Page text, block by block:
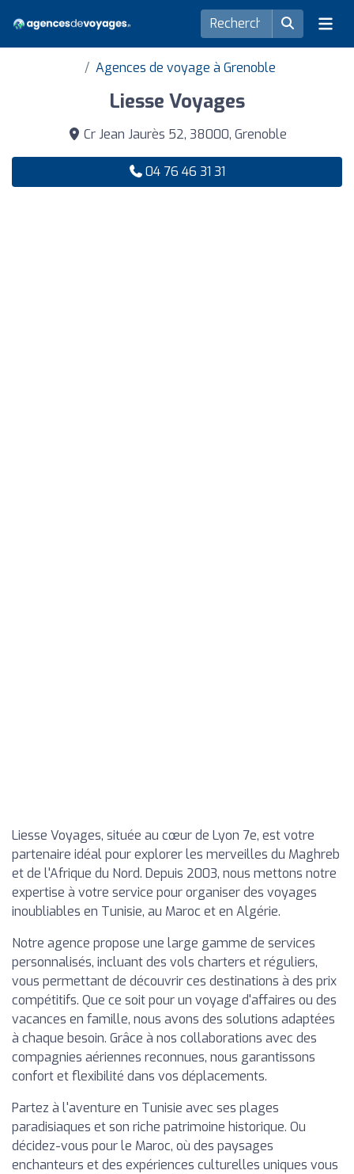
Agences de voyage à Grenoble
Liesse Voyages
Cr Jean Jaurès 52, 38000, Grenoble
04 76 46 31 31
Liesse Voyages, située au cœur de Lyon 7e, est votre
partenaire idéal pour explorer les merveilles du Maghreb
et de l'Afrique du Nord. Depuis 2003, nous mettons notre
expertise à votre service pour organiser des voyages
inoubliables en Tunisie, au Maroc et en Algérie.
Notre agence propose une large gamme de services
personnalisés, incluant des vols charters et réguliers,
vous permettant de découvrir ces destinations à des prix
compétitifs. Que ce soit pour un voyage d'affaires ou des
vacances en famille, nous avons des solutions adaptées
à chaque besoin. Grâce à nos collaborations avec des
compagnies aériennes reconnues, nous garantissons
confort et flexibilité dans vos déplacements.
Partez à l'aventure en Tunisie avec ses plages
paradisiaques et son riche patrimoine historique. Ou
décidez-vous pour le Maroc, où des paysages
enchanteurs et des expériences culturelles uniques vous